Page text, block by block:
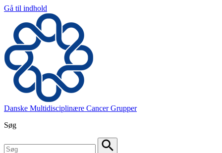
Gå til indhold
Danske Multidisciplinære Cancer Grupper
Søg